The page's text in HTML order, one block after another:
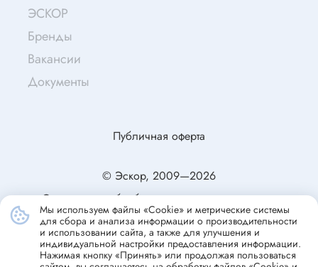
ЭСКОР
Бренды
Вакансии
Документы
© Эскор, 2009—2026
Согласие на обработку персональных данных
Политика конфиденциальности
Публичная оферта
Мы используем файлы «Cookie» и метрические системы
для сбора и анализа информации о производительности
и использовании сайта, а также для улучшения и
индивидуальной настройки предоставления информации.
Нажимая кнопку «Принять» или продолжая пользоваться